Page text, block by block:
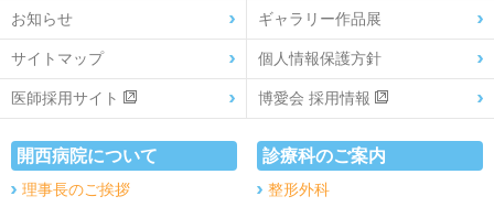
お知らせ ギャラリー作品展
サイトマップ 個人情報保護方針
医師採用サイト 博愛会 採用情報
開西病院について
理事長のご挨拶
診療科のご案内
整形外科